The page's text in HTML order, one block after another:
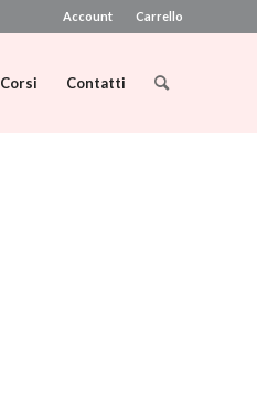
Account Carrello
Corsi Contatti